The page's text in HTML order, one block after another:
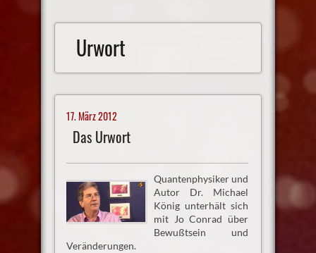
Urwort
17. März 2012
Das Urwort
Quantenphysiker und
Autor Dr. Michael
König unterhält sich
mit Jo Conrad über
Bewußtsein und
Veränderungen.